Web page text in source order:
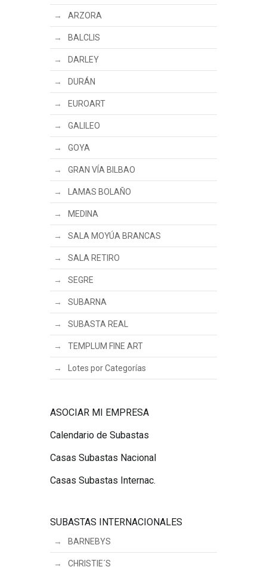
ARZORA
BALCLIS
DARLEY
DURÁN
EUROART
GALILEO
GOYA
GRAN VÍA BILBAO
LAMAS BOLAÑO
MEDINA
SALA MOYÚA BRANCAS
SALA RETIRO
SEGRE
SUBARNA
SUBASTA REAL
TEMPLUM FINE ART
Lotes por Categorías
ASOCIAR MI EMPRESA
Calendario de Subastas
Casas Subastas Nacional
Casas Subastas Internac.
SUBASTAS INTERNACIONALES
BARNEBYS
CHRISTIE´S